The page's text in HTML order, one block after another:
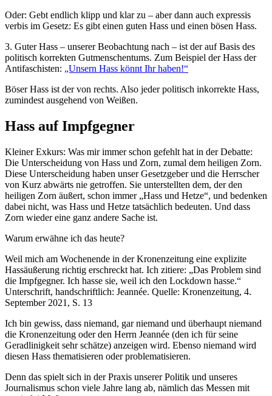
Oder: Gebt endlich klipp und klar zu – aber dann auch expressis
verbis im Gesetz: Es gibt einen guten Hass und einen bösen Hass.
3. Guter Hass – unserer Beobachtung nach – ist der auf Basis des
politisch korrekten Gutmenschentums. Zum Beispiel der Hass der
Antifaschisten: „Unsern Hass könnt Ihr haben!“
Böser Hass ist der von rechts. Also jeder politisch inkorrekte Hass,
zumindest ausgehend von Weißen.
Hass auf Impfgegner
Kleiner Exkurs: Was mir immer schon gefehlt hat in der Debatte:
Die Unterscheidung von Hass und Zorn, zumal dem heiligen Zorn.
Diese Unterscheidung haben unser Gesetzgeber und die Herrscher
von Kurz abwärts nie getroffen. Sie unterstellten dem, der den
heiligen Zorn äußert, schon immer „Hass und Hetze“, und bedenken
dabei nicht, was Hass und Hetze tatsächlich bedeuten. Und dass
Zorn wieder eine ganz andere Sache ist.
Warum erwähne ich das heute?
Weil mich am Wochenende in der Kronenzeitung eine explizite
Hassäußerung richtig erschreckt hat. Ich zitiere: „Das Problem sind
die Impfgegner. Ich hasse sie, weil ich den Lockdown hasse.“
Unterschrift, handschriftlich: Jeannée. Quelle: Kronenzeitung, 4.
September 2021, S. 13
Ich bin gewiss, dass niemand, gar niemand und überhaupt niemand
die Kronenzeitung oder den Herrn Jeannée (den ich für seine
Geradlinigkeit sehr schätze) anzeigen wird. Ebenso niemand wird
diesen Hass thematisieren oder problematisieren.
Denn das spielt sich in der Praxis unserer Politik und unseres
Journalismus schon viele Jahre lang ab, nämlich das Messen mit